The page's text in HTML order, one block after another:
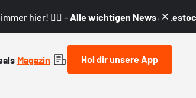
hier! 👇🏼 – Alle wichtigen News &
Magazin Hol dir unsere App